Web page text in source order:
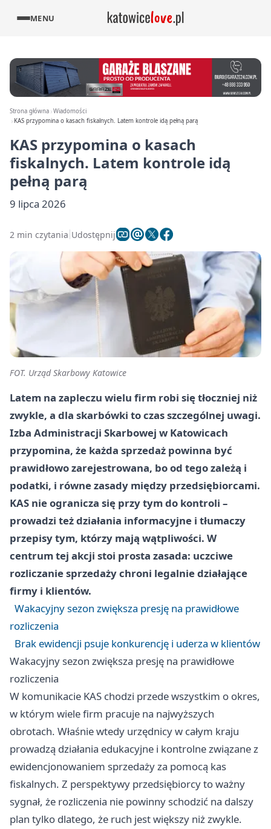
MENU
Strona główna Wiadomości
KAS przypomina o kasach fiskalnych. Latem kontrole idą pełną parą
KAS przypomina o kasach
fiskalnych. Latem kontrole idą
pełną parą
9 lipca 2026
2 min czytania Udostępnij
FOT. Urząd Skarbowy Katowice
Latem na zapleczu wielu firm robi się tłoczniej niż
zwykle, a dla skarbówki to czas szczególnej uwagi.
Izba Administracji Skarbowej w Katowicach
przypomina, że każda sprzedaż powinna być
prawidłowo zarejestrowana, bo od tego zależą i
podatki, i równe zasady między przedsiębiorcami.
KAS nie ogranicza się przy tym do kontroli –
prowadzi też działania informacyjne i tłumaczy
przepisy tym, którzy mają wątpliwości. W
centrum tej akcji stoi prosta zasada: uczciwe
rozliczanie sprzedaży chroni legalnie działające
firmy i klientów.
Wakacyjny sezon zwiększa presję na prawidłowe
rozliczenia
Brak ewidencji psuje konkurencję i uderza w klientów
Wakacyjny sezon zwiększa presję na prawidłowe
rozliczenia
W komunikacie KAS chodzi przede wszystkim o okres,
w którym wiele firm pracuje na najwyższych
obrotach. Właśnie wtedy urzędnicy w całym kraju
prowadzą działania edukacyjne i kontrolne związane z
ewidencjonowaniem sprzedaży za pomocą kas
fiskalnych. Z perspektywy przedsiębiorcy to ważny
sygnał, że rozliczenia nie powinny schodzić na dalszy
plan tylko dlatego, że ruch jest większy niż zwykle.